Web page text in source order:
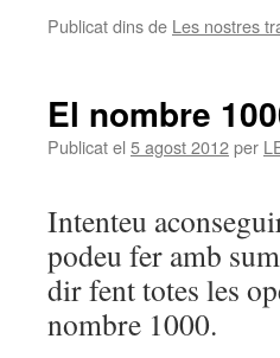
Publicat dins de Les nostres
El nombre
Publicat el 5 agost 2012per
Intenteu
podeu fer amb
dir fent totes les
nombre 1000.